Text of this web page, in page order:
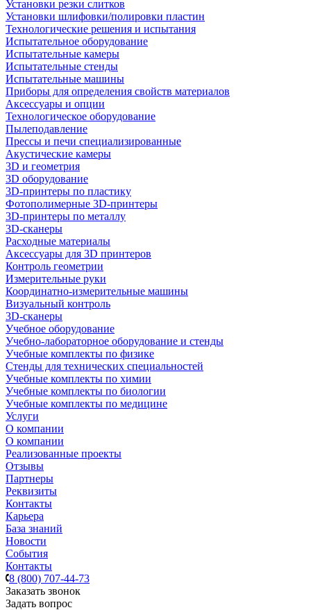
Установки резки слитков
Установки шлифовки/полировки пластин
Технологические решения и испытания
Испытательное оборудование
Испытательные камеры
Испытательные стенды
Испытательные машины
Приборы для определения свойств материалов
Аксессуары и опции
Технологическое оборудование
Пылеподавление
Прессы и печи специализированные
Акустические камеры
3D и геометрия
3D оборудование
3D-принтеры по пластику
Фотополимерные 3D-принтеры
3D-принтеры по металлу
3D-сканеры
Расходные материалы
Аксессуары для 3D принтеров
Контроль геометрии
Измерительные руки
Координатно-измерительные машины
Визуальный контроль
3D-сканеры
Учебное оборудование
Учебно-лабораторное оборудование и стенды
Учебные комплекты по физике
Стенды для технических специальностей
Учебные комплекты по химии
Учебные комплекты по биологии
Учебные комплекты по медицине
Услуги
О компании
О компании
Реализованные проекты
Отзывы
Партнеры
Реквизиты
Контакты
Карьера
База знаний
Новости
События
Контакты
8 (800) 707-44-73
Заказать звонок
Задать вопрос